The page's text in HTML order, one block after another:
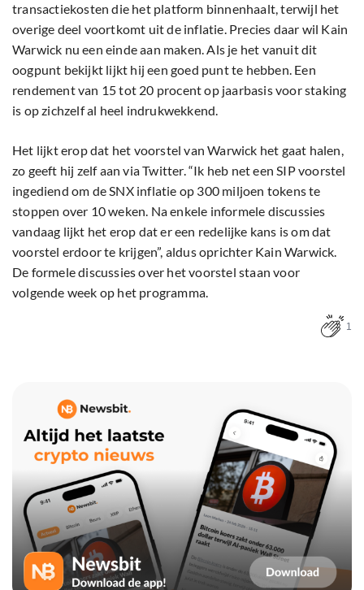
transactiekosten die het platform binnenhaalt, terwijl het
overige deel voortkomt uit de inflatie. Precies daar wil Kain
Warwick nu een einde aan maken. Als je het vanuit dit
oogpunt bekijkt lijkt hij een goed punt te hebben. Een
rendement van 15 tot 20 procent op jaarbasis voor staking
is op zichzelf al heel indrukwekkend.
Het lijkt erop dat het voorstel van Warwick het gaat halen,
zo geeft hij zelf aan via Twitter. “Ik heb net een SIP voorstel
ingediend om de SNX inflatie op 300 miljoen tokens te
stoppen over 10 weken. Na enkele informele discussies
vandaag lijkt het erop dat er een redelijke kans is om dat
voorstel erdoor te krijgen”, aldus oprichter Kain Warwick.
De formele discussies over het voorstel staan voor
volgende week op het programma.
1